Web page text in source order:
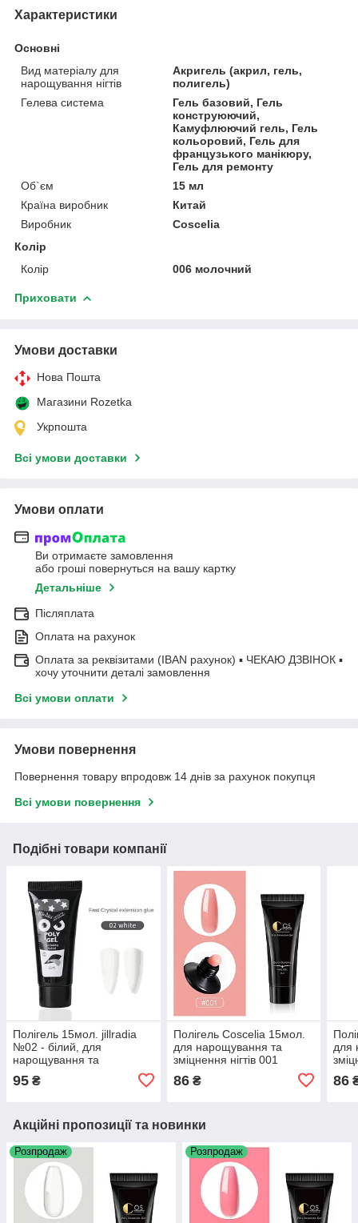
Характеристики
Основні
Вид матеріалу для
нарощування нігтів
Акригель (акрил, гель,
полигель)
Гелева система
Гель базовий, Гель
конструюючий,
Камуфлюючий гель, Гель
кольоровий, Гель для
французького манікюру,
Гель для ремонту
Об`єм
15 мл
Країна виробник
Китай
Виробник
Coscelia
Колір
Колір
006 молочний
Приховати
Умови доставки
Нова Пошта
Магазини Rozetka
Укрпошта
Всі умови доставки
Умови оплати
Ви отримаєте замовлення
або гроші повернуться на вашу картку
Детальніше
Післяплата
Оплата на рахунок
Оплата за реквізитами (IBAN рахунок) ▪ ЧЕКАЮ ДЗВІНОК ▪
хочу уточнити деталі замовлення
Всі умови оплати
Умови повернення
Повернення товару впродовж 14 днів за рахунок покупця
Всі умови повернення
Подібні товари компанії
Полігель 15мол. jillradia
№02 - білий, для
нарощування та
95 ₴
Полігель Coscelia 15мол.
для нарощування та
зміцнення нігтів 001
86₴
для
86
Акційні пропозиції та новинки
Розпродаж Розпродаж